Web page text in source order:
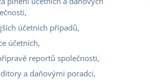
účetních případů,
účetních,
reportů společnosti,
a daňovými poradci,